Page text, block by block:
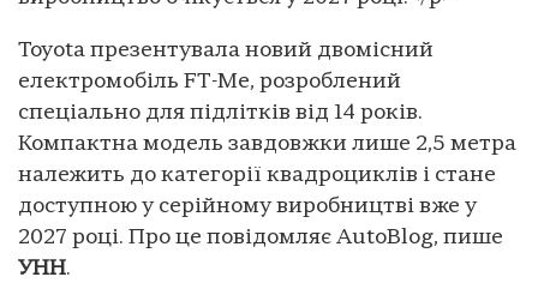
Toyota презентувала новий двомісний
електромобіль FT-Me, розроблений
спеціально для підлітків від 14 років.
Компактна модель завдовжки лише 2,5 метра
належить до категорії квадроциклів і стане
доступною у серійному виробництві вже у
2027 році. Про це повідомляє АutoВlog, пише
УНН.